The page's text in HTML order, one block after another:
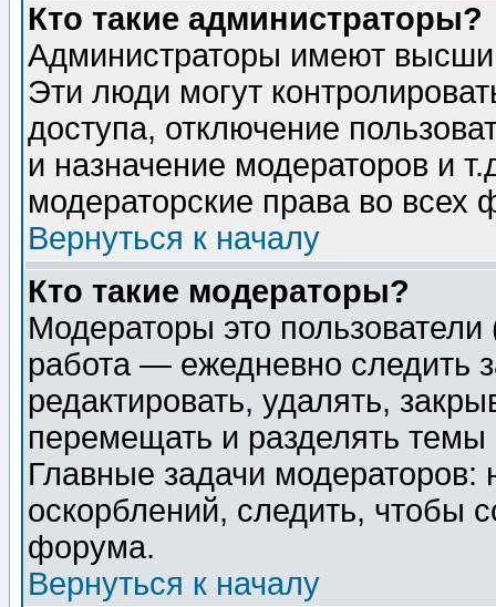
Кто такие администраторы?
Администраторы имеют
Эти люди могут
доступа, отключение
и назначение модераторов и
модераторские права во всех
Вернуться к началу
Кто такие модераторы?
Модераторы это
работа — ежедневно следить
редактировать, удалять,
перемещать и разделять
Главные задачи
оскорблений, следить, чтобы
форума.
Вернуться к началу